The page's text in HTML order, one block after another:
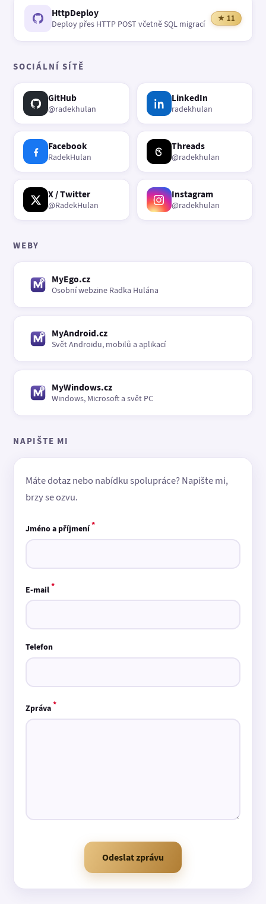
HttpDeploy
Deploy přes HTTP POST včetně SQL migrací
★ 11
SOCIÁLNÍ SÍTĚ
GitHub
@radekhulan
LinkedIn
radekhulan
Facebook
RadekHulan
Threads
@radekhulan
X / Twitter
@RadekHulan
Instagram
@radekhulan
WEBY
MyEgo.cz
Osobní webzine Radka Hulána
MyAndroid.cz
Svět Androidu, mobilů a aplikací
MyWindows.cz
Windows, Microsoft a svět PC
NAPIŠTE MI
Máte dotaz nebo nabídku spolupráce? Napište mi,
brzy se ozvu.
Jméno a příjmení*
E-mail*
Telefon
Zpráva*
Odeslat zprávu